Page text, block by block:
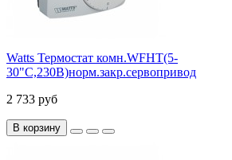
Watts Термостат комн.WFHT(5-
30"С,230В)норм.закр.сервопривод
2 733 руб
В корзину